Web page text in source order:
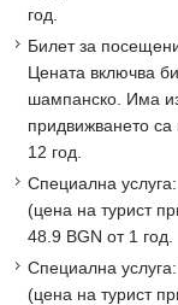
год.
Билет за
Цената включва
шампанско. Има
придвижването са
12 год.
Специална
(цена на турист
48.9 BGN от 1 год.
Специална
(цена на турист